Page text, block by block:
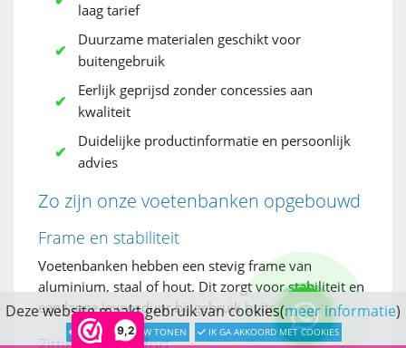
9,2
laag tarief
Duurzame materialen geschikt voor
buitengebruik
Eerlijk geprijsd zonder concessies aan
kwaliteit
Duidelijke productinformatie en persoonlijk
advies
Zo zijn onze voetenbanken opgebouwd
Frame en stabiliteit
Voetenbanken hebben een stevig frame van
aluminium, staal of hout. Dit zorgt voor stabiliteit en
een lange levensduur bij gebruik buiten.
Deze website maakt gebruik van cookies(meer informatie)
LATER OPNIEUW TONEN IK GA AKKOORD MET COOKIES